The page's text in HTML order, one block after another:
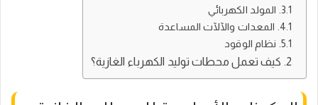
المولد الكهربائي
المعدات والآلآت المساعدة
نظام الوقود
كيف تعمل محطات توليد الكهرباء الغازية؟